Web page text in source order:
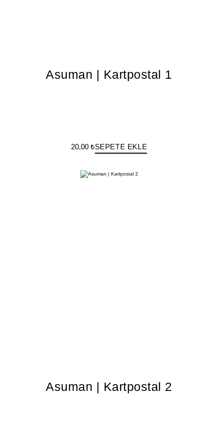
Asuman | Kartpostal 1
20,00 ₺SEPETE EKLE
Asuman | Kartpostal 2